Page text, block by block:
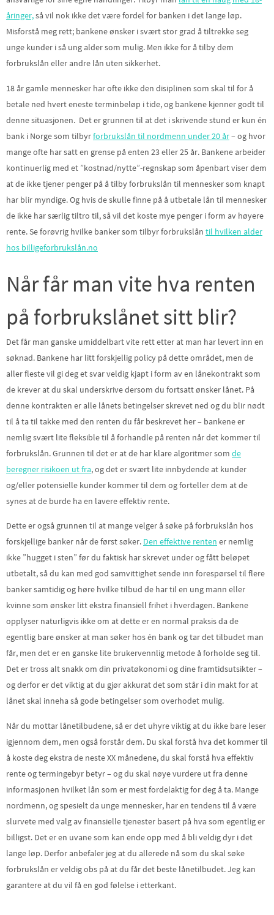
åringer,så vil nok ikke det være fordel for banken i det lange løp.
Misforstå meg rett; bankene ønsker i svært stor grad å tiltrekke seg
unge kunder i så ung alder som mulig. Men ikke for å tilby dem
forbrukslån eller andre lån uten sikkerhet.
18 år gamle mennesker har ofte ikke den disiplinen som skal til for å
betale ned hvert eneste terminbeløp i tide, og bankene kjenner godt til
denne situasjonen. Det er grunnen til at det i skrivende stund er kun én
bank i Norge som tilbyrforbrukslån til nordmenn under 20 år– og hvor
mange ofte har satt en grense på enten 23 eller 25 år. Bankene arbeider
kontinuerlig med et ”kostnad/nytte”-regnskap som åpenbart viser dem
at de ikke tjener penger på å tilby forbrukslån til mennesker som knapt
har blir myndige. Og hvis de skulle finne på å utbetale lån til mennesker
de ikke har særlig tiltro til, så vil det koste mye penger i form av høyere
rente. Se forøvrig hvilke banker som tilbyr forbrukslån til hvilken alder
hos billigeforbrukslån.no
Når får man vite hva renten
på forbrukslånet sitt blir?
Det får man ganske umiddelbart vite rett etter at man har levert inn en
søknad. Bankene har litt forskjellig policy på dette området, men de
aller fleste vil gi deg et svar veldig kjapt i form av en lånekontrakt som
de krever at du skal underskrive dersom du fortsatt ønsker lånet. På
denne kontrakten er alle lånets betingelser skrevet ned og du blir nødt
til å ta til takke med den renten du får beskrevet her – bankene er
nemlig svært lite fleksible til å forhandle på renten når det kommer til
forbrukslån. Grunnen til det er at de har klare algoritmer som de
beregner risikoen ut fra, og det er svært lite innbydende at kunder
og/eller potensielle kunder kommer til dem og forteller dem at de
synes at de burde ha en lavere effektiv rente.
Dette er også grunnen til at mange velger å søke på forbrukslån hos
forskjellige banker når de først søker. Den effektive renten er nemlig
ikke ”hugget i sten” før du faktisk har skrevet under og fått beløpet
utbetalt, så du kan med god samvittighet sende inn forespørsel til flere
banker samtidig og høre hvilke tilbud de har til en ung mann eller
kvinne som ønsker litt ekstra finansiell frihet i hverdagen. Bankene
opplyser naturligvis ikke om at dette er en normal praksis da de
egentlig bare ønsker at man søker hos én bank og tar det tilbudet man
får, men det er en ganske lite brukervennlig metode å forholde seg til.
Det er tross alt snakk om din privatøkonomi og dine framtidsutsikter –
og derfor er det viktig at du gjør akkurat det som står i din makt for at
lånet skal inneha så gode betingelser som overhodet mulig.
Når du mottar lånetilbudene, så er det uhyre viktig at du ikke bare leser
igjennom dem, men også forstår dem. Du skal forstå hva det kommer til
å koste deg ekstra de neste XX månedene, du skal forstå hva effektiv
rente og termingebyr betyr – og du skal nøye vurdere ut fra denne
informasjonen hvilket lån som er mest fordelaktig for deg å ta. Mange
nordmenn, og spesielt da unge mennesker, har en tendens til å være
slurvete med valg av finansielle tjenester basert på hva som egentlig er
billigst. Det er en uvane som kan ende opp med å bli veldig dyr i det
lange løp. Derfor anbefaler jeg at du allerede nå som du skal søke
forbrukslån er veldig obs på at du får det beste lånetilbudet. Jeg kan
garantere at du vil få en god følelse i etterkant.